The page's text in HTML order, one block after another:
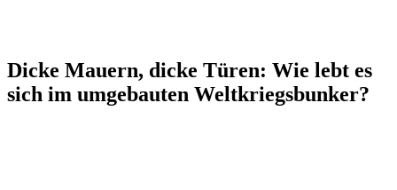
Dicke Mauern, dicke Türen: Wie lebt es
sich im umgebauten Weltkriegsbunker?